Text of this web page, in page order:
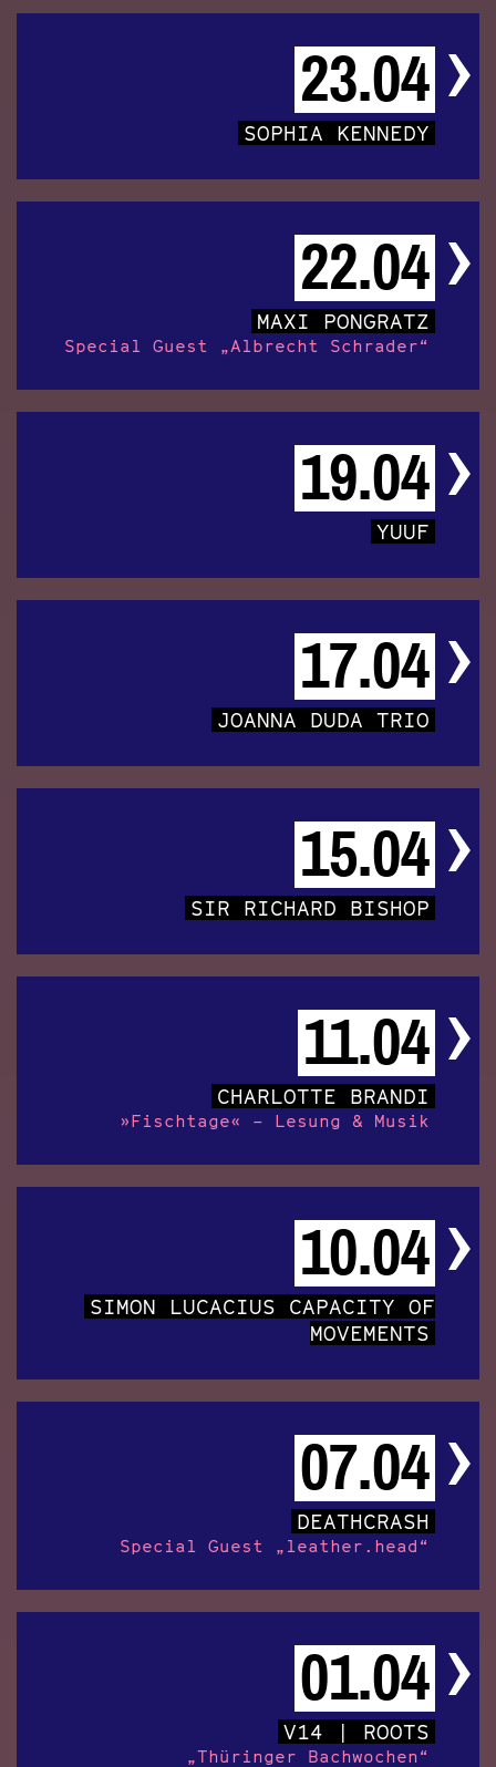
23.04
SOPHIA KENNEDY
22.04
MAXI PONGRATZ
Special Guest „Albrecht Schrader“
19.04
YUUF
17.04
JOANNA DUDA TRIO
15.04
SIR RICHARD BISHOP
11.04
CHARLOTTE BRANDI
»Fischtage« – Lesung & Musik
10.04
SIMON LUCACIUS CAPACITY OF
MOVEMENTS
07.04
DEATHCRASH
Special Guest „leather.head“
01.04
V14 | ROOTS
„Thüringer Bachwochen“